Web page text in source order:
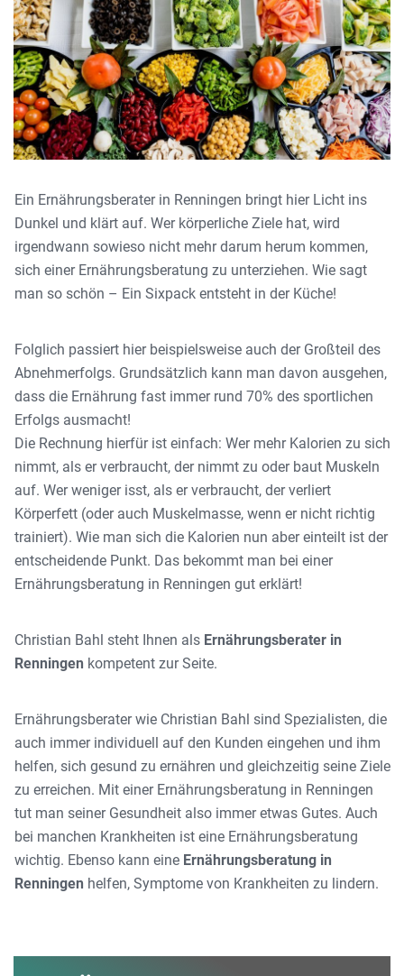
Ein Ernährungsberater in Renningen bringt hier Licht ins
Dunkel und klärt auf. Wer körperliche Ziele hat, wird
irgendwann sowieso nicht mehr darum herum kommen,
sich einer Ernährungsberatung zu unterziehen. Wie sagt
man so schön – Ein Sixpack entsteht in der Küche!
Folglich passiert hier beispielsweise auch der Großteil des
Abnehmerfolgs. Grundsätzlich kann man davon ausgehen,
dass die Ernährung fast immer rund 70% des sportlichen
Erfolgs ausmacht!
Die Rechnung hierfür ist einfach: Wer mehr Kalorien zu sich
nimmt, als er verbraucht, der nimmt zu oder baut Muskeln
auf. Wer weniger isst, als er verbraucht, der verliert
Körperfett (oder auch Muskelmasse, wenn er nicht richtig
trainiert). Wie man sich die Kalorien nun aber einteilt ist der
entscheidende Punkt. Das bekommt man bei einer
Ernährungsberatung in Renningen gut erklärt!
Christian Bahl steht Ihnen als Ernährungsberater in
Renningen kompetent zur Seite.
Ernährungsberater wie Christian Bahl sind Spezialisten, die
auch immer individuell auf den Kunden eingehen und ihm
helfen, sich gesund zu ernähren und gleichzeitig seine Ziele
zu erreichen. Mit einer Ernährungsberatung in Renningen
tut man seiner Gesundheit also immer etwas Gutes. Auch
bei manchen Krankheiten ist eine Ernährungsberatung
wichtig. Ebenso kann eine Ernährungsberatung in
Renningen helfen, Symptome von Krankheiten zu lindern.